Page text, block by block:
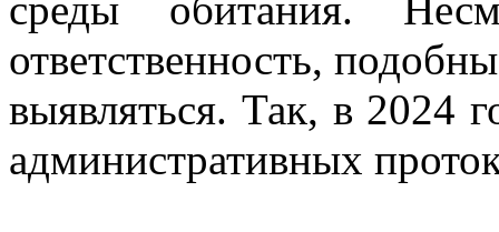
ответственность,
выявляться. Так, в 2024
административных